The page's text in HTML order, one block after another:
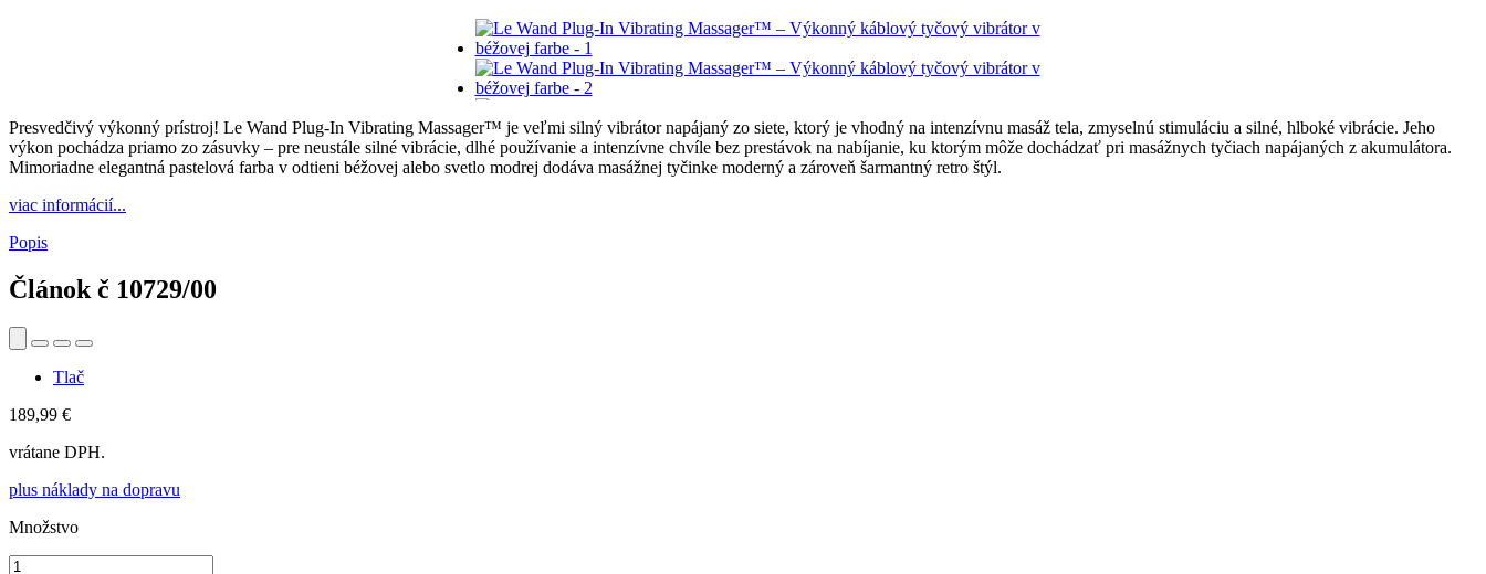
Presvedčivý výkonný prístroj! Le Wand Plug-In Vibrating Massager™ je veľmi silný vibrátor napájaný zo siete, ktorý je vhodný na intenzívnu masáž tela, zmyselnú stimuláciu a silné, hlboké vibrácie. Jeho
výkon pochádza priamo zo zásuvky – pre neustále silné vibrácie, dlhé používanie a intenzívne chvíle bez prestávok na nabíjanie, ku ktorým môže dochádzať pri masážnych tyčiach napájaných z akumulátora.
Mimoriadne elegantná pastelová farba v odtieni béžovej alebo svetlo modrej dodáva masážnej tyčinke moderný a zároveň šarmantný retro štýl.
viac informácií...
Popis
Článok č 10729/00
Tlač
189,99 €
vrátane DPH.
plus náklady na dopravu
Množstvo